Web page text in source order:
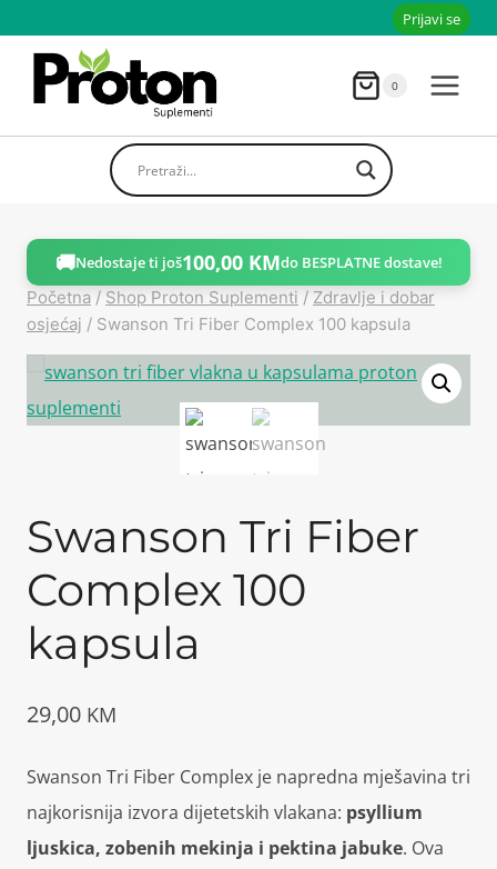
sadržaja
Prijavi se
0
🚚Nedostaje ti još100,00 KMdo BESPLATNE dostave!
Početna / Shop Proton Suplementi / Zdravlje i dobar
osjećaj / Swanson Tri Fiber Complex 100 kapsula
Swanson Tri Fiber
Complex 100
kapsula
29,00 KM
Swanson Tri Fiber Complex je napredna mješavina tri
najkorisnija izvora dijetetskih vlakana: psyllium
ljuskica, zobenih mekinja i pektina jabuke. Ova